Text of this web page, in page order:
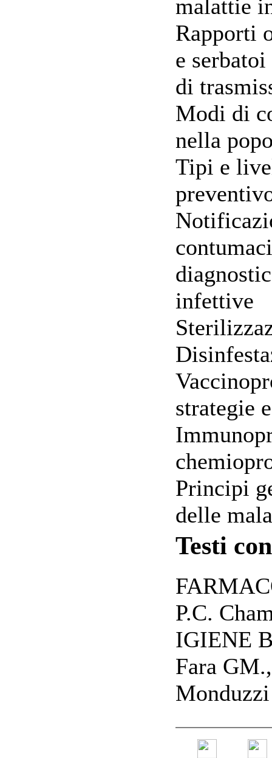
malattie
Rapporti
e
di
Modi di
nella
Tipi e
infettive
strategie
Principi
delle
Testi
P.C.
IGIENE
Fara